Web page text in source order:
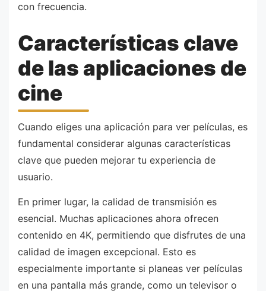
con frecuencia.
Características clave
de las aplicaciones de
cine
Cuando eliges una aplicación para ver películas, es
fundamental considerar algunas características
clave que pueden mejorar tu experiencia de
usuario.
En primer lugar, la calidad de transmisión es
esencial. Muchas aplicaciones ahora ofrecen
contenido en 4K, permitiendo que disfrutes de una
calidad de imagen excepcional. Esto es
especialmente importante si planeas ver películas
en una pantalla más grande, como un televisor o